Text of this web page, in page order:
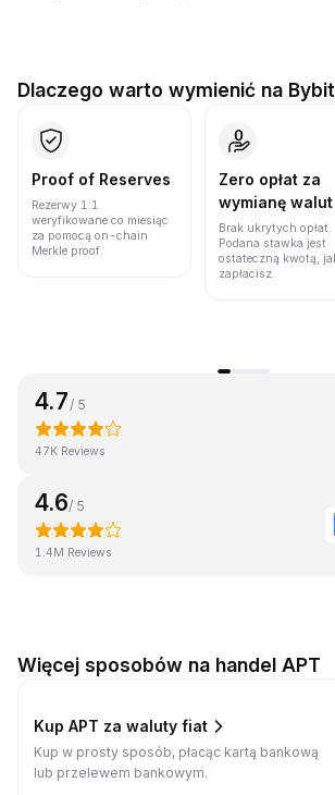
Dlaczego warto wymienić na
Proof of Reserves
Rezerwy 1:1
weryfikowane co miesiąc
za pomocą on-chain
Merkle proof.
Zero opłat za
wymianę walut
Brak ukrytych opłat.
Podana stawka jest
ostateczną kwotą,
zapłacisz.
4.7 / 5
47K Reviews
4.6/ 5
1.4M Reviews
Więcej sposobów na handel APT
Kup APT za waluty fiat
Kup w prosty sposób, płacąc kartą bankową
lub przelewem bankowym.